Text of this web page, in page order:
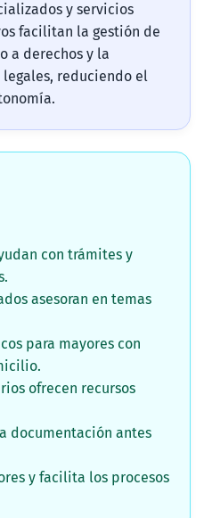
y servicios
facilitan la gestión de
a derechos y la
reduciendo el
con trámites y
asesoran en temas
para mayores con
ofrecen recursos
documentación antes
y facilita los procesos